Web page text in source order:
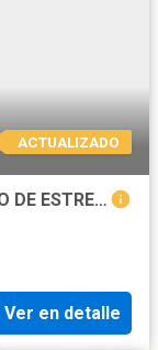
ACTUALIZADO
DEPARTAMENTO DE ESTRENO 4° PISO DE ESTRENO AV. COLIBRÍES FRENTE A PARQUE
Ver en detalle